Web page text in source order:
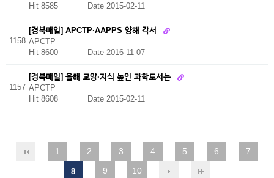
Hit 8585 Date 2015-02-11
1158
[경북매일] APCTP·AAPPS 양해 각서
APCTP
Hit 8600
Date 2016-11-07
1157
[경북매일] 올해 교양·지식 높인 과학도서는
APCTP
Hit 8608
Date 2015-02-11
1 2 3 4 5 6 7
8 9 10